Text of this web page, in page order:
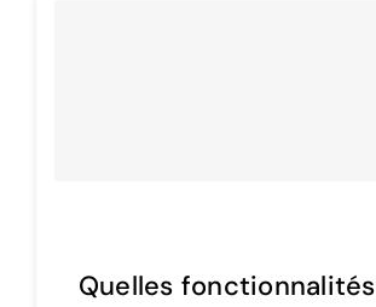
Quelles fonctionnalités